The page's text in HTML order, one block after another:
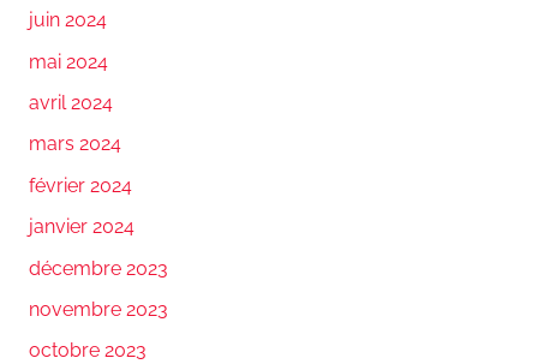
juin 2024
mai 2024
avril 2024
mars 2024
février 2024
janvier 2024
décembre 2023
novembre 2023
octobre 2023